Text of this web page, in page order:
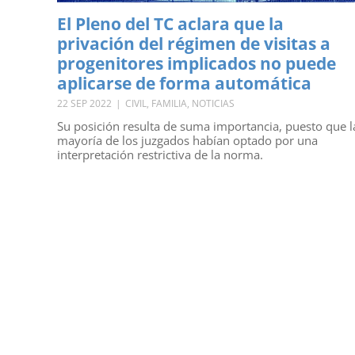
El Pleno del TC aclara que la
privación del régimen de visitas a
progenitores implicados no puede
aplicarse de forma automática
22 SEP 2022 | CIVIL, FAMILIA, NOTICIAS
Su posición resulta de suma importancia, puesto que
mayoría de los juzgados habían optado por una
interpretación restrictiva de la norma.